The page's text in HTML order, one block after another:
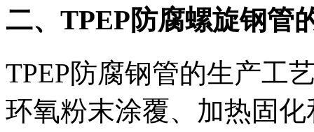
二、TPEP防腐螺旋钢管
TPEP防腐钢管的生产工
环氧粉末涂覆、加热固